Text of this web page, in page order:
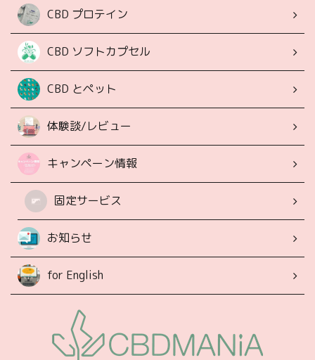
CBD プロテイン
CBD ソフトカプセル
CBD とペット
体験談/レビュー
キャンペーン情報
固定サービス
お知らせ
for English